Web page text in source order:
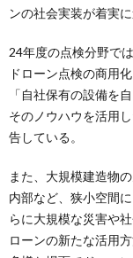
ンの社会実装が着実
24年度の点検分野で
ドローン点検の商用
「自社保有の設備を
そのノウハウを活用
告している。
また、大規模建造物
内部など、狭小空間
らに大規模な災害や
ローンの新たな活用